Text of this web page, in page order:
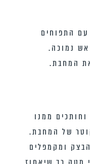
התפוחים
על אש נמוכה.
המחבת.
ממנו
של המחבת.
ומקמפלים